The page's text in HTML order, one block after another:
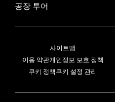
공장 투어
사이트맵
이용 약관개인정보 보호 정책
쿠키 정책쿠키 설정 관리